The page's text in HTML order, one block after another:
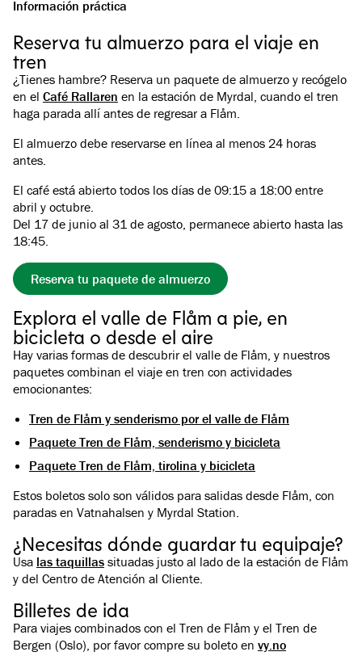
Información práctica
Reserva tu almuerzo para el viaje en
tren
¿Tienes hambre? Reserva un paquete de almuerzo y recógelo
en el Café Rallaren en la estación de Myrdal, cuando el tren
haga parada allí antes de regresar a Flåm.
El almuerzo debe reservarse en línea al menos 24 horas
antes.
El café está abierto todos los días de 09:15 a 18:00 entre
abril y octubre.
Del 17 de junio al 31 de agosto, permanece abierto hasta las
18:45.
Reserva tu paquete de almuerzo
Explora el valle de Flåm a pie, en
bicicleta o desde el aire
Hay varias formas de descubrir el valle de Flåm, y nuestros
paquetes combinan el viaje en tren con actividades
emocionantes:
Tren de Flåm y senderismo por el valle de Flåm
Paquete Tren de Flåm, senderismo y bicicleta
Paquete Tren de Flåm, tirolina y bicicleta
Estos boletos solo son válidos para salidas desde Flåm, con
paradas en Vatnahalsen y Myrdal Station.
¿Necesitas dónde guardar tu equipaje?
Usa las taquillas situadas justo al lado de la estación de Flåm
y del Centro de Atención al Cliente.
Billetes de ida
Para viajes combinados con el Tren de Flåm y el Tren de
Bergen (Oslo), por favor compre su boleto en vy.no